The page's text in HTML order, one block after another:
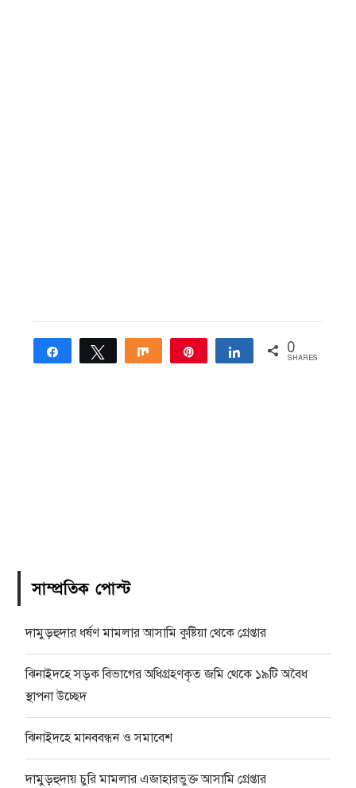
Share Tweet Share Share 0
SHARES
সাম্প্রতিক পোস্ট
দামুড়হুদার ধর্ষণ মামলার আসামি কুষ্টিয়া থেকে গ্রেপ্তার
ঝিনাইদহে সড়ক বিভাগের অধিগ্রহণকৃত জমি থেকে ১৯টি অবৈধ
স্থাপনা উচ্ছেদ
ঝিনাইদহে মানববন্ধন ও সমাবেশ
দামুড়হুদায় চুরি মামলার এজাহারভুক্ত আসামি গ্রেপ্তার